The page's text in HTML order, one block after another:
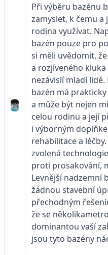
Při výběru bazénu
zamyslet, k čemu a
rodina využívat.
bazén pouze pro
si měli uvě­domit,
a rozjíveného
nezávislí mladí
bazén má
a může být ne­jen
celou ro­dinu a její
i výborným
rehabilitace a
zvolená
proti prosakování,
Levnější nadzemní
žádnou stavební
přechodným
že se
dominantou vaší
jsou tyto bazény